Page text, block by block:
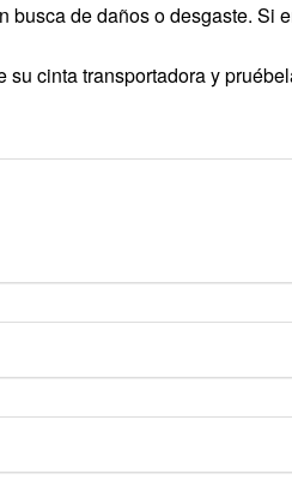
busca de daños o desgaste. Si
cinta transportadora y